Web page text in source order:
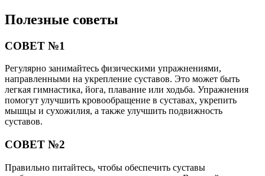
Полезные советы
СОВЕТ №1
Регулярно занимайтесь физическими упражнениями,
направленными на укрепление суставов. Это может быть
легкая гимнастика, йога, плавание или ходьба. Упражнения
помогут улучшить кровообращение в суставах, укрепить
мышцы и сухожилия, а также улучшить подвижность
суставов.
СОВЕТ №2
Правильно питайтесь, чтобы обеспечить суставы